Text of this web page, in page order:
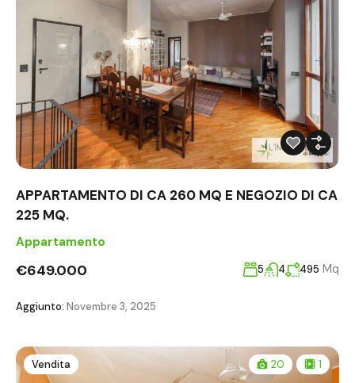
APPARTAMENTO DI CA 260 MQ E NEGOZIO DI CA
225 MQ.
Appartamento
€649.000 5 4 495 Mq
Aggiunto: Novembre 3, 2025
Vendita 20 1